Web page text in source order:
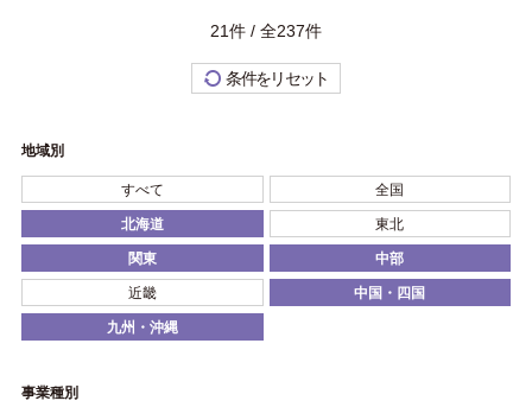
21件 / 全237件
条件をリセット
地域別
すべて 全国
北海道 東北
関東 中部
近畿 中国・四国
九州・沖縄
事業種別